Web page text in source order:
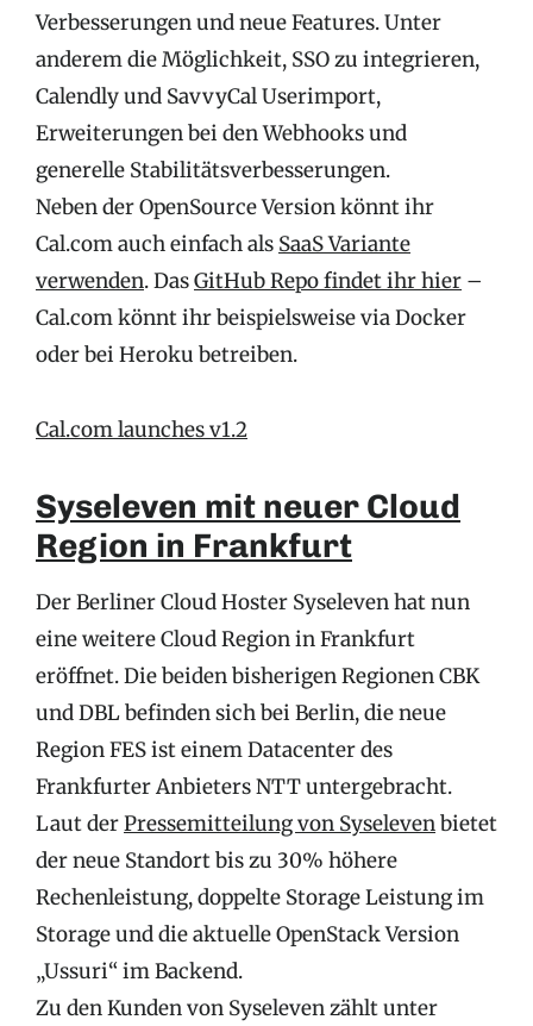
Verbesserungen und neue Features. Unter
anderem die Möglichkeit, SSO zu integrieren,
Calendly und SavvyCal Userimport,
Erweiterungen bei den Webhooks und
generelle Stabilitätsverbesserungen.
Neben der OpenSource Version könnt ihr
Cal.com auch einfach als SaaS Variante
verwenden. DasGitHub Repo findet ihr hier –
Cal.com könnt ihr beispielsweise via Docker
oder bei Heroku betreiben.
Cal.com launches v1.2
Syseleven mit neuer Cloud
Region in Frankfurt
Der Berliner Cloud Hoster Syseleven hat nun
eine weitere Cloud Region in Frankfurt
eröffnet. Die beiden bisherigen Regionen CBK
und DBL befinden sich bei Berlin, die neue
Region FES ist einem Datacenter des
Frankfurter Anbieters NTT untergebracht.
Laut derPressemitteilung von Syselevenbietet
der neue Standort bis zu 30% höhere
Rechenleistung, doppelte Storage Leistung im
Storage und die aktuelle OpenStack Version
„Ussuri“ im Backend.
Zu den Kunden von Syseleven zählt unter